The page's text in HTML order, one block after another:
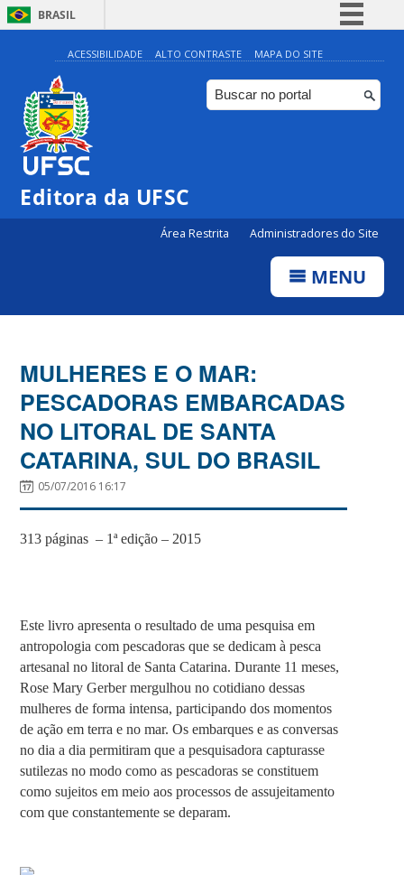
BRASIL
Simplifique!
Comunica BR
Participe
ACESSIBILIDADE ALTO CONTRASTE MAPA DO SITE
Editora da UFSC
Área Restrita Administradores do Site
MENU
MULHERES E O MAR:
PESCADORAS EMBARCADAS
NO LITORAL DE SANTA
CATARINA, SUL DO BRASIL
05/07/2016 16:17
313 páginas – 1ª edição – 2015
Este livro apresenta o resultado de uma pesquisa em
antropologia com pescadoras que se dedicam à pesca
artesanal no litoral de Santa Catarina. Durante 11 meses,
Rose Mary Gerber mergulhou no cotidiano dessas
mulheres de forma intensa, participando dos momentos
de ação em terra e no mar. Os embarques e as conversas
no dia a dia permitiram que a pesquisadora capturasse
sutilezas no modo como as pescadoras se constituem
como sujeitos em meio aos processos de assujeitamento
com que constantemente se deparam.